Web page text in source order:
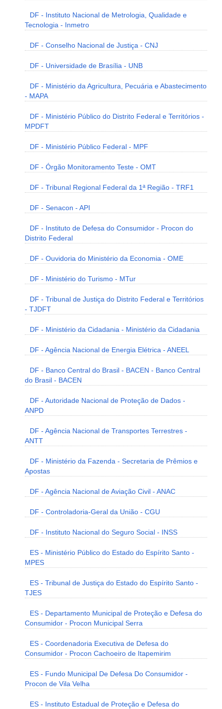
DF - Instituto Nacional de Metrologia, Qualidade e
Tecnologia - Inmetro
DF - Conselho Nacional de Justiça - CNJ
DF - Universidade de Brasília - UNB
DF - Ministério da Agricultura, Pecuária e Abastecimento
- MAPA
DF - Ministério Público do Distrito Federal e Territórios -
MPDFT
DF - Ministério Público Federal - MPF
DF - Órgão Monitoramento Teste - OMT
DF - Tribunal Regional Federal da 1ª Região - TRF1
DF - Senacon - API
DF - Instituto de Defesa do Consumidor - Procon do
Distrito Federal
DF - Ouvidoria do Ministério da Economia - OME
DF - Ministério do Turismo - MTur
DF - Tribunal de Justiça do Distrito Federal e Territórios
- TJDFT
DF - Ministério da Cidadania - Ministério da Cidadania
DF - Agência Nacional de Energia Elétrica - ANEEL
DF - Banco Central do Brasil - BACEN - Banco Central
do Brasil - BACEN
DF - Autoridade Nacional de Proteção de Dados -
ANPD
DF - Agência Nacional de Transportes Terrestres -
ANTT
DF - Ministério da Fazenda - Secretaria de Prêmios e
Apostas
DF - Agência Nacional de Aviação Civil - ANAC
DF - Controladoria-Geral da União - CGU
DF - Instituto Nacional do Seguro Social - INSS
ES - Ministério Público do Estado do Espírito Santo -
MPES
ES - Tribunal de Justiça do Estado do Espírito Santo -
TJES
ES - Departamento Municipal de Proteção e Defesa do
Consumidor - Procon Municipal Serra
ES - Coordenadoria Executiva de Defesa do
Consumidor - Procon Cachoeiro de Itapemirim
ES - Fundo Municipal De Defesa Do Consumidor -
Procon de Vila Velha
ES - Instituto Estadual de Proteção e Defesa do